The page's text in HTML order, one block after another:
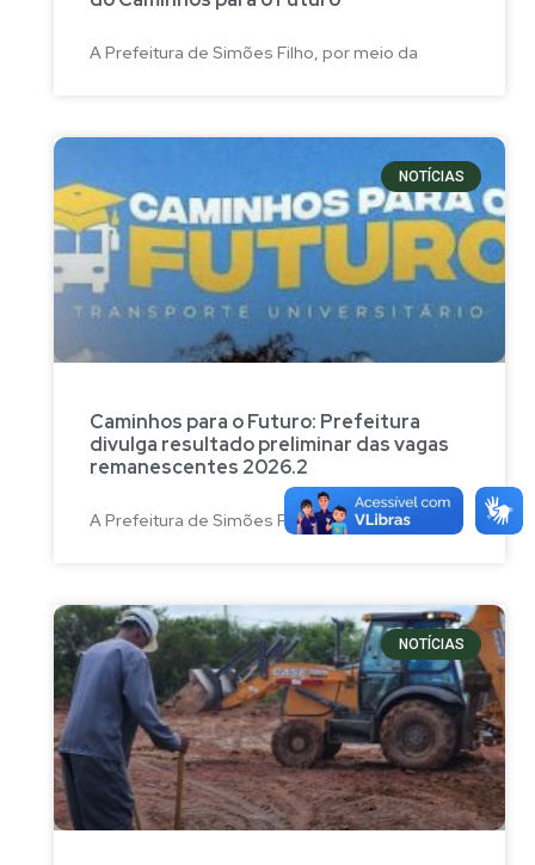
A Prefeitura de Simões Filho, por meio da
NOTÍCIAS
Caminhos para o Futuro: Prefeitura
divulga resultado preliminar das vagas
remanescentes 2026.2
A Prefeitura de Simões Filho, por meio da
NOTÍCIAS